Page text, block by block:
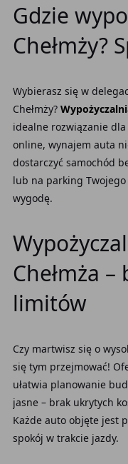
Gdzie
Chełmży?
Wybierasz się w
Chełmży?
idealne rozwiązanie
online, wynajem auta
dostarczyć samochód
lub na parking
wygodę.
Chełmża
limitów
Czy martwisz się o
się tym przejmować!
ułatwia planowanie
jasne – brak ukrytych
Każde auto objęte jest
spokój w trakcie jazdy.